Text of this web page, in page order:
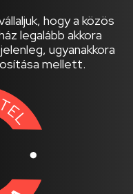
hogy a közös
legalább akkora
ugyanakkora
mellett.